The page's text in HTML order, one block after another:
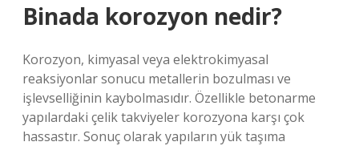
Binada korozyon nedir?
Korozyon, kimyasal veya elektrokimyasal
reaksiyonlar sonucu metallerin bozulması ve
işlevselliğinin kaybolmasıdır. Özellikle betonarme
yapılardaki çelik takviyeler korozyona karşı çok
hassastır. Sonuç olarak yapıların yük taşıma